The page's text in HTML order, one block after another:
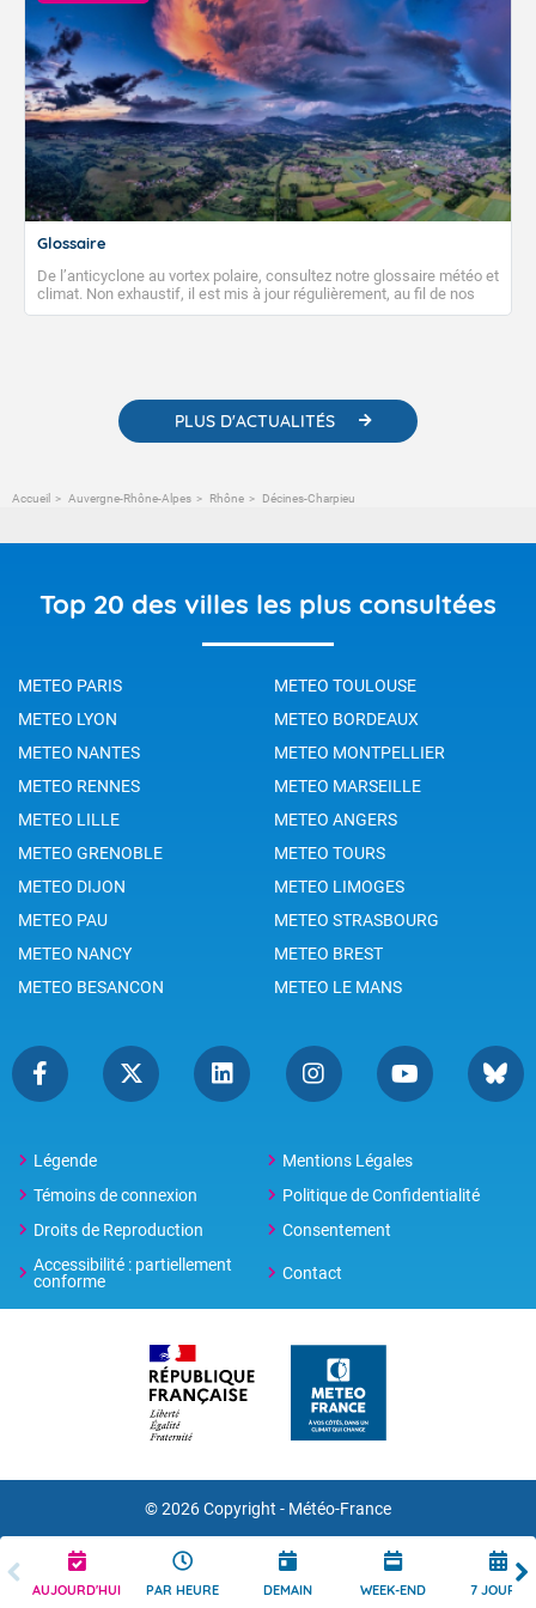
AUJOURD'HUI PAR HEURE DEMAIN WEEK-END 7 JOURS
Glossaire
De l’anticyclone au vortex polaire, consultez notre glossaire météo et
climat. Non exhaustif, il est mis à jour régulièrement, au fil de nos
publications. Vous y trouverez également des liens utiles vers nos
PLUS D'ACTUALITÉS
Accueil Auvergne-Rhône-Alpes Rhône Décines-Charpieu
Top 20 des villes les plus consultées
METEO PARIS
METEO TOULOUSE
METEO LYON
METEO BORDEAUX
METEO NANTES
METEO MONTPELLIER
METEO RENNES
METEO MARSEILLE
METEO LILLE
METEO ANGERS
METEO GRENOBLE
METEO TOURS
METEO DIJON
METEO LIMOGES
METEO PAU
METEO STRASBOURG
METEO NANCY
METEO BREST
METEO BESANCON
METEO LE MANS
Légende
Mentions Légales
Témoins de connexion
Politique de Confidentialité
Droits de Reproduction
Consentement
Accessibilité : partiellement
conforme
Contact
© 2026 Copyright - Météo-France